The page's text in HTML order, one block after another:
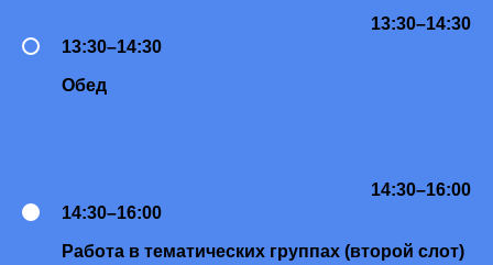
13:30–14:30
13:30–14:30
Обед
14:30–16:00
14:30–16:00
Работа в тематических группах (второй слот)